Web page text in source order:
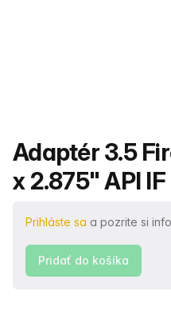
Názov
Adaptér 3.5
x 2.875" API
Prihláste sa a pozrite si
Pridať do košíka